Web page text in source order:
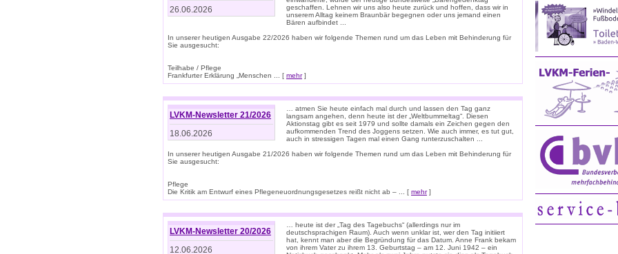
26.06.2026
geschaffen. Lehnen wir uns also heute zurück und hoffen, dass wir in
unserem Alltag keinem Braunbär begegnen oder uns jemand einen
Bären aufbindet ...
In unserer heutigen Ausgabe 22/2026 haben wir folgende Themen rund um das Leben mit Behinderung für
Sie ausgesucht:
Teilhabe / Pflege
Frankfurter Erklärung „Menschen ... [ mehr]
LVKM-Newsletter 21/2026
18.06.2026
… atmen Sie heute einfach mal durch und lassen den Tag ganz
langsam angehen, denn heute ist der „Weltbummeltag“. Diesen
Aktionstag gibt es seit 1979 und sollte damals ein Zeichen gegen den
aufkommenden Trend des Joggens setzen. Wie auch immer, es tut gut,
auch in stressigen Tagen mal einen Gang runterzuschalten ...
In unserer heutigen Ausgabe 21/2026 haben wir folgende Themen rund um das Leben mit Behinderung für
Sie ausgesucht:
Pflege
Die Kritik am Entwurf eines Pflegeneuordnungsgesetzes reißt nicht ab – ... [ mehr]
LVKM-Newsletter 20/2026
12.06.2026
… heute ist der „Tag des Tagebuchs“ (allerdings nur im
deutschsprachigen Raum). Auch wenn unklar ist, wer den Tag initiiert
hat, kennt man aber die Begründung für das Datum. Anne Frank bekam
von ihrem Vater zu ihrem 13. Geburtstag – am 12. Juni 1942 – ein